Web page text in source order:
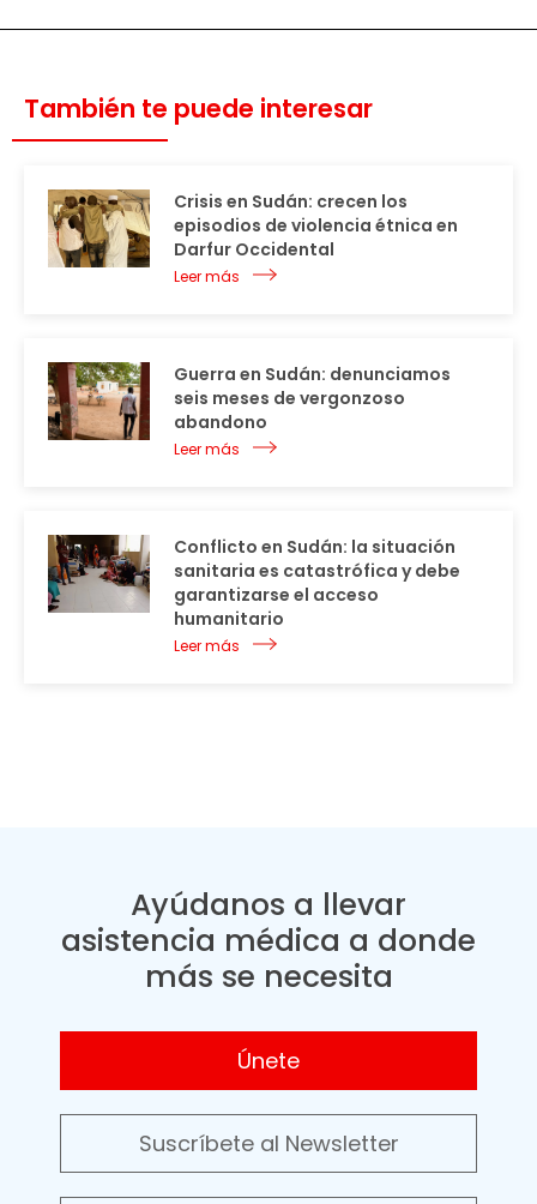
También te puede interesar
Crisis en Sudán: crecen los
episodios de violencia étnica en
Darfur Occidental
Leer más
Guerra en Sudán: denunciamos
seis meses de vergonzoso
abandono
Leer más
Conflicto en Sudán: la situación
sanitaria es catastrófica y debe
garantizarse el acceso
humanitario
Leer más
Ayúdanos a llevar
asistencia médica a donde
más se necesita
Únete
Suscríbete al Newsletter